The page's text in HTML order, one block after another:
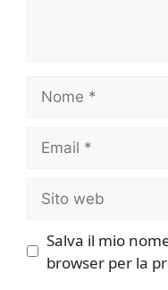
web
Salva il mio
browser per la